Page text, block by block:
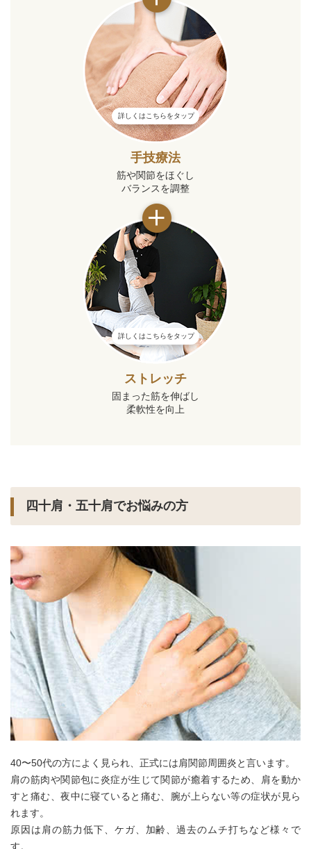
詳しくはこちらをタップ
手技療法
筋や関節をほぐし
バランスを調整
詳しくはこちらをタップ
ストレッチ
固まった筋を伸ばし
柔軟性を向上
四十肩・五十肩でお悩みの方
40〜50代の方によく見られ、正式には肩関節周囲炎と言います。
肩の筋肉や関節包に炎症が生じて関節が癒着するため、肩を動か
すと痛む、夜中に寝ていると痛む、腕が上らない等の症状が見ら
れます。
原因は肩の筋力低下、ケガ、加齢、過去のムチ打ちなど様々で
す。